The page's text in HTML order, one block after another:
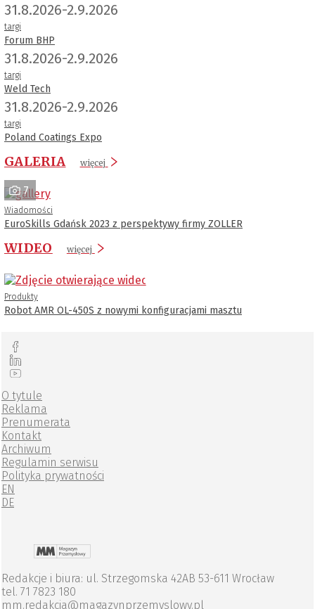
31.8.2026-2.9.2026
targi
Forum BHP
31.8.2026-2.9.2026
targi
Weld Tech
31.8.2026-2.9.2026
targi
Poland Coatings Expo
GALERIA więcej
7
Wiadomości
EuroSkills Gdańsk 2023 z perspektywy firmy ZOLLER
WIDEO więcej
Produkty
Robot AMR OL-450S z nowymi konfiguracjami masztu
O tytule
Reklama
Prenumerata
Kontakt
Archiwum
Regulamin serwisu
Polityka prywatności
EN
DE
Redakcje i biura: ul. Strzegomska 42AB 53-611 Wrocław
tel. 71 7823 180
mm.redakcja@magazynprzemyslowy.pl